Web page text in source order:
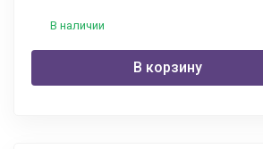
В наличии
В корзину